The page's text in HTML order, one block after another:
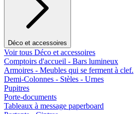
Déco et accessoires
Voir tous Déco et accessoires
Comptoirs d'accueil - Bars lumineux
Armoires - Meubles qui se ferment à clef.
Demi-Colonnes - Stèles - Urnes
Pupitres
Porte-documents
Tableaux à message paperboard